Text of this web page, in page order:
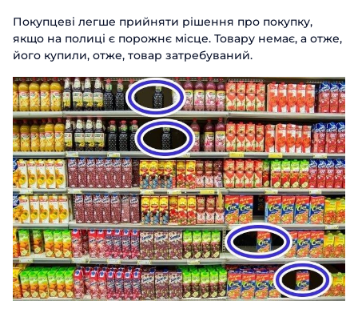
Покупцеві легше прийняти рішення про покупку,
якщо на полиці є порожнє місце. Товару немає, а отже,
його купили, отже, товар затребуваний.